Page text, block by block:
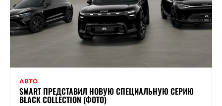
АВТО
SMART ПРЕДСТАВИЛ НОВУЮ СПЕЦИАЛЬНУЮ СЕРИЮ
BLACK COLLECTION (ФОТО)